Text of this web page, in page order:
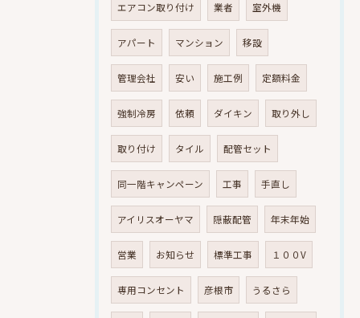
エアコン取り付け 業者 室外機
アパート マンション 移設
管理会社 安い 施工例 定額料金
強制冷房 依頼 ダイキン 取り外し
取り付け タイル 配管セット
同一階キャンペーン 工事 手直し
アイリスオーヤマ 隠蔽配管 年末年始
営業 お知らせ 標準工事 １００V
専用コンセント 彦根市 うるさら